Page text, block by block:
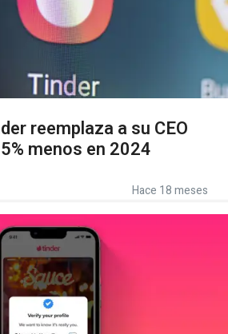
reemplaza a su CEO
menos en 2024
Hace 18 meses